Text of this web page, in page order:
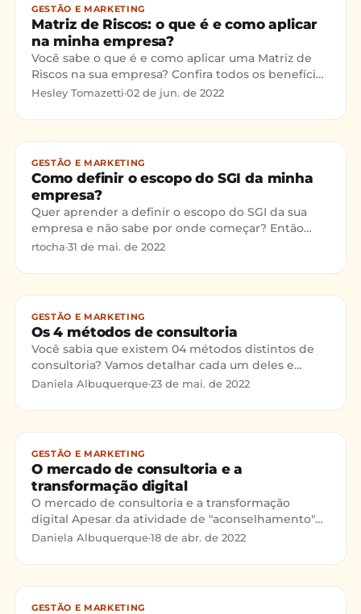
GESTÃO E MARKETING
Matriz de Riscos: o que é e como aplicar
na minha empresa?
Você sabe o que é e como aplicar uma Matriz de
Riscos na sua empresa? Confira todos os benefícios
dessa ferramenta e como ela pode te auxiliar na
Hesley Tomazetti·02 de jun. de 2022
GESTÃO E MARKETING
Como definir o escopo do SGI da minha
empresa?
Quer aprender a definir o escopo do SGI da sua
empresa e não sabe por onde começar? Então
continue lendo esse texto! O que é um escopo?
rtocha·31 de mai. de 2022
GESTÃO E MARKETING
Os 4 métodos de consultoria
Você sabia que existem 04 métodos distintos de
consultoria? Vamos detalhar cada um deles e
entender as diferenças que existem: O primeiro, é
Daniela Albuquerque·23 de mai. de 2022
GESTÃO E MARKETING
O mercado de consultoria e a
transformação digital
O mercado de consultoria e a transformação
digital Apesar da atividade de "aconselhamento"
existir desde que o mundo é mundo, entendemos
Daniela Albuquerque·18 de abr. de 2022
GESTÃO E MARKETING